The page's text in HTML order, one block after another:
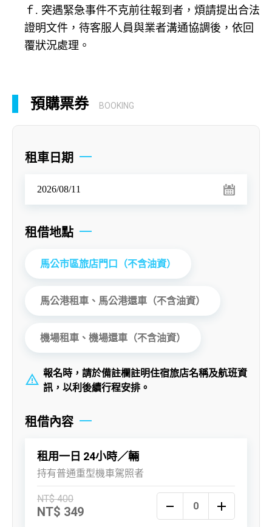
ｆ. 突遇緊急事件不克前往報到者，煩請提出合法
證明文件，待客服人員與業者溝通協調後，依回
覆狀況處理。
預購票券 BOOKING
租車日期
租借地點
馬公市區旅店門口（不含油資）
馬公港租車、馬公港還車（不含油資）
機場租車、機場還車（不含油資）
報名時，請於備註欄註明住宿旅店名稱及航班資
訊，以利後續行程安排。
租借內容
租用一日 24小時／輛
持有普通重型機車駕照者
NT$ 400
NT$ 349